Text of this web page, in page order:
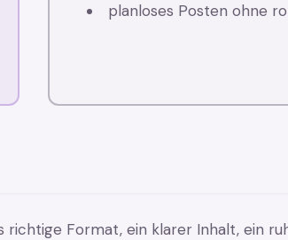
planloses Posten ohne
Format, ein klarer Inhalt, ein